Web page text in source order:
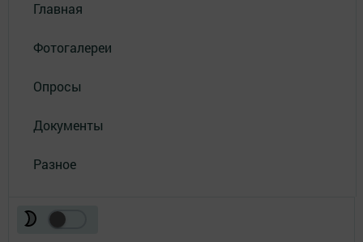
Главная
Фотогалереи
Опросы
Документы
Разное